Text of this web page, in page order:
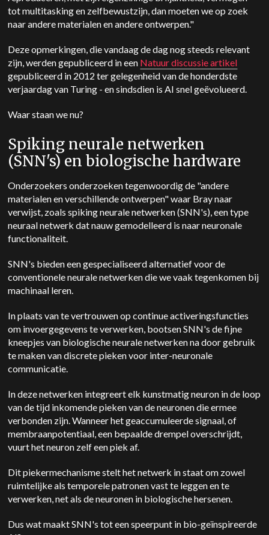
tot multitasking en zelfbewustzijn, dan moeten we op zoek
naar andere materialen en andere ontwerpen."
Deze opmerkingen, die vandaag de dag nog steeds relevant
zijn, werden gepubliceerd in een Natuur discussie artikel
gepubliceerd in 2012 ter gelegenheid van de honderdste
verjaardag van Turing - en sindsdien is AI snel geëvolueerd.
Waar staan we nu?
Spiking neurale netwerken
(SNN's) en biologische hardware
Onderzoekers onderzoeken tegenwoordig de "andere
materialen en verschillende ontwerpen" waar Bray naar
verwijst, zoals spiking neurale netwerken (SNN's), een type
neuraal netwerk dat nauw gemodelleerd is naar neuronale
functionaliteit.
SNN's bieden een gespecialiseerd alternatief voor de
conventionele neurale netwerken die we vaak tegenkomen bij
machinaal leren.
In plaats van te vertrouwen op continue activeringsfuncties
om invoergegevens te verwerken, bootsen SNN's de fijne
kneepjes van biologische neurale netwerken na door gebruik
te maken van discrete pieken voor inter-neuronale
communicatie.
In deze netwerken integreert elk kunstmatig neuron in de loop
van de tijd inkomende pieken van de neuronen die ermee
verbonden zijn. Wanneer het geaccumuleerde signaal, of
membraanpotentiaal, een bepaalde drempel overschrijdt,
vuurt het neuron zelf een piek af.
Dit piekermechanisme stelt het netwerk in staat om zowel
ruimtelijke als temporele patronen vast te leggen en te
verwerken, net als de neuronen in biologische hersenen.
Dus wat maakt SNN's tot een speerpunt in bio-geïnspireerde